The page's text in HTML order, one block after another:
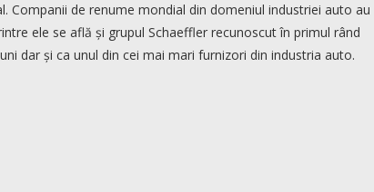
Companii de renume mondial din domeniul industriei auto au
ele se află și grupul Schaeffler recunoscut în primul rând
dar și ca unul din cei mai mari furnizori din industria auto.